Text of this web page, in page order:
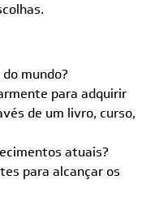
mundo?
para adquirir
de um livro, curso,
atuais?
para alcançar os